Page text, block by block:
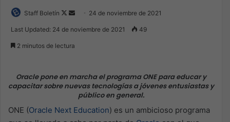
Staff Boletín
Follow
Send 24 de noviembre de 2021
Last Updated: 24 de noviembre de 2021 49
2 minutos de lectura
Oracle pone en marcha el programa ONE para educar y
capacitar sobre nuevas tecnologías a jóvenes entusiastas y
público en general.
ONE (Oracle Next Education) es un ambicioso programa